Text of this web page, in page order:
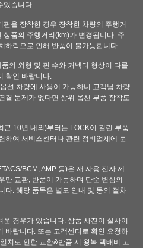
있습니다.
을 장착한 경우 장착한 차량의 주행거
상품의 주행거리(km)가 변경됩니다. 주
하락으로 인해 반품이 불가능합니다.
의 외형 및 핀 수와 커넥터 형상이 다를
확인 바랍니다.
션 차량에 사용이 가능하니 고객님 차량
결 문제가 없다면 상위 옵션 부품 장착도
근 10년 내외)부터는 LOCK이 걸린 부품
하여 서비스센터나 관련 정비업체에 문
BCM, AMP 등)은 재 사용 전자 제
만 교환, 반품이 가능하며 단순 변심의
다. 해당 품목은 별도 안내 및 동의 절차
경우가 있습니다. 상품 사진이 실사이
바랍니다. 또는 고객센터로 확인 요청하
치로 인한 교환&반품 시 왕복 택배비 고